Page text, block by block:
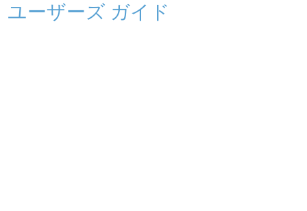
ユーザーズ ガイド